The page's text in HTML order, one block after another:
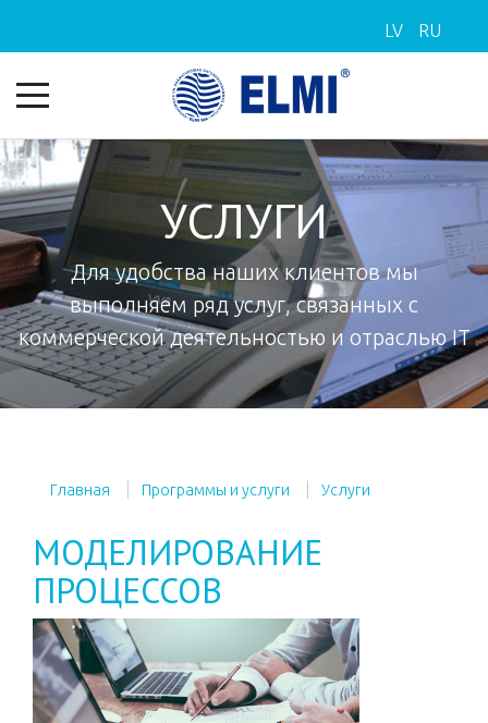
LV RU
УСЛУГИ
Для удобства наших клиентов мы
выполняем ряд услуг, связанных с
коммерческой деятельностью и отраслью IT
Главная Программы и услуги Услуги
МОДЕЛИРОВАНИЕ
ПРОЦЕССОВ